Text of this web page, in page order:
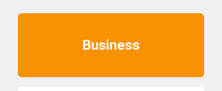
Business